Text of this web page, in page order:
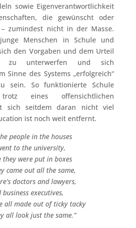
sowie Eigenverantwortlichkeit
die gewünscht oder
zumindest nicht in der Masse.
Menschen in Schule und
den Vorgaben und dem Urteil
zu unterwerfen und sich
Sinne des Systems „erfolgreich“
sein. So funktionierte Schule
eines offensichtlichen
sich seitdem daran nicht viel
ist noch weit entfernt.
people in the houses
to the university,
they were put in boxes
came out all the same,
doctors and lawyers,
business executives,
all made out of ticky tacky
all look just the same.”